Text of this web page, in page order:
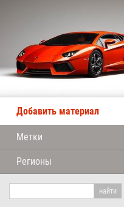
Добавить материал
Метки
Регионы